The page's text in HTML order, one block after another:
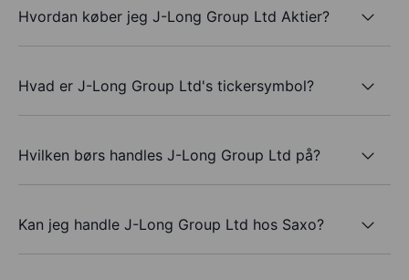
Hvordan køber jeg J-Long Group Ltd Aktier?
Hvad er J-Long Group Ltd's tickersymbol?
Hvilken børs handles J-Long Group Ltd på?
Kan jeg handle J-Long Group Ltd hos Saxo?